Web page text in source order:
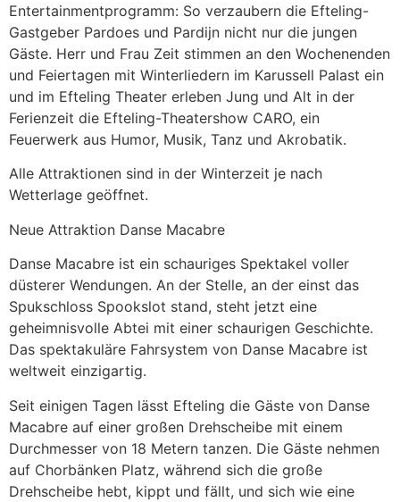
Entertainmentprogramm: So verzaubern die Efteling-
Gastgeber Pardoes und Pardijn nicht nur die jungen
Gäste. Herr und Frau Zeit stimmen an den Wochenenden
und Feiertagen mit Winterliedern im Karussell Palast ein
und im Efteling Theater erleben Jung und Alt in der
Ferienzeit die Efteling-Theatershow CARO, ein
Feuerwerk aus Humor, Musik, Tanz und Akrobatik.
Alle Attraktionen sind in der Winterzeit je nach
Wetterlage geöffnet.
Neue Attraktion Danse Macabre
Danse Macabre ist ein schauriges Spektakel voller
düsterer Wendungen. An der Stelle, an der einst das
Spukschloss Spookslot stand, steht jetzt eine
geheimnisvolle Abtei mit einer schaurigen Geschichte.
Das spektakuläre Fahrsystem von Danse Macabre ist
weltweit einzigartig.
Seit einigen Tagen lässt Efteling die Gäste von Danse
Macabre auf einer großen Drehscheibe mit einem
Durchmesser von 18 Metern tanzen. Die Gäste nehmen
auf Chorbänken Platz, während sich die große
Drehscheibe hebt, kippt und fällt, und sich wie eine